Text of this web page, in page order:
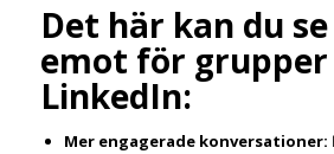
Det här kan du
emot för grupper
LinkedIn:
Mer engagerade konversationer: